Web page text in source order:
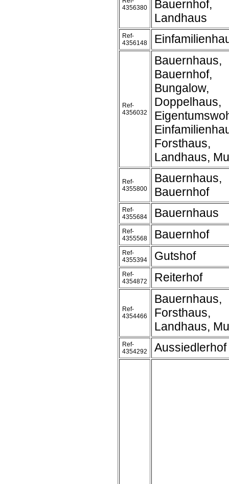
4356380
Bauernhof,
Landhaus
Ref-
4356148
Ref-
4356032
Bauernhaus,
Bauernhof,
Bungalow,
Doppelhaus,
Forsthaus,
Landhaus,
Ref-
4355800
Bauernhaus,
Bauernhof
Ref-
4355684
Bauernhaus
Ref-
4355568
Bauernhof
Ref-
4355394
Gutshof
Ref-
4354872
Reiterhof
Ref-
4354466
Bauernhaus,
Forsthaus,
Landhaus,
Ref-
4354292
Aussiedlerhof